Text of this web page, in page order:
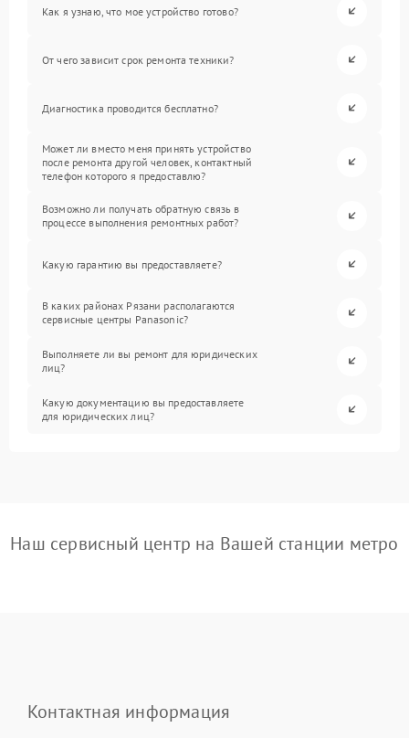
Как я узнаю, что мое устройство готово?
От чего зависит срок ремонта техники?
Диагностика проводится бесплатно?
Может ли вместо меня принять устройство
после ремонта другой человек, контактный
телефон которого я предоставлю?
Возможно ли получать обратную связь в
процессе выполнения ремонтных работ?
Какую гарантию вы предоставляете?
В каких районах Рязани располагаются
сервисные центры Panasonic?
Выполняете ли вы ремонт для юридических
лиц?
Какую документацию вы предоставляете
для юридических лиц?
Наш сервисный центр на Вашей станции метро
Контактная информация